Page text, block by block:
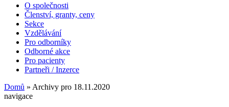
O společnosti
Členství, granty, ceny
Sekce
Vzdělávání
Pro odborníky
Odborné akce
Pro pacienty
Partneři / Inzerce
Domů » Archivy pro 18.11.2020
navigace